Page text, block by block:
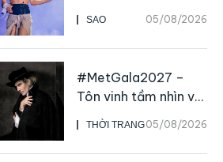
SAO 05/08/2026
live
THỜI TRANG05/08/2026
#MetGala2027 –
Tôn vinh tầm nhìn và
sức ảnh hưởng sâu
rộng của NTK John
Galliano